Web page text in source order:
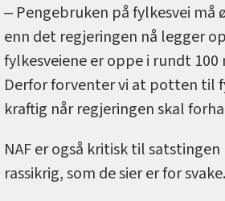
‒ Pengebruken på fylkesvei må
enn det regjeringen nå legger
fylkesveiene er oppe i rundt
Derfor forventer vi at potten til
kraftig når regjeringen skal
NAF er også kritisk til
rassikrig, som de sier er for svake.